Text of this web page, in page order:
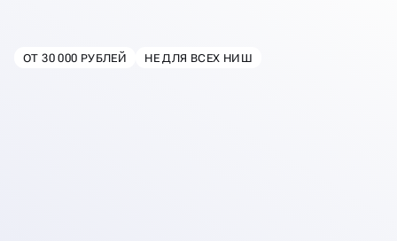
НАСТРОЙКА
GOOGLE ADS
ОТ 30 000 РУБЛЕЙ НЕ ДЛЯ ВСЕХ НИШ